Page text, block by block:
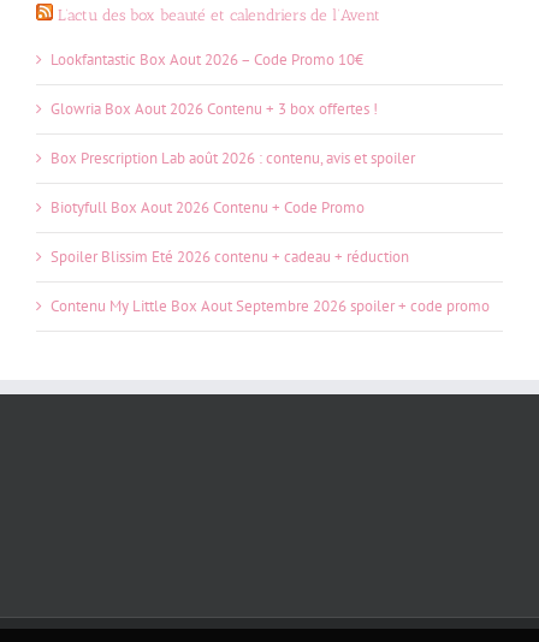
L’actu des box beauté et calendriers de l’Avent
Lookfantastic Box Aout 2026 – Code Promo 10€
Glowria Box Aout 2026 Contenu + 3 box offertes !
Box Prescription Lab août 2026 : contenu, avis et spoiler
Biotyfull Box Aout 2026 Contenu + Code Promo
Spoiler Blissim Eté 2026 contenu + cadeau + réduction
Contenu My Little Box Aout Septembre 2026 spoiler + code promo